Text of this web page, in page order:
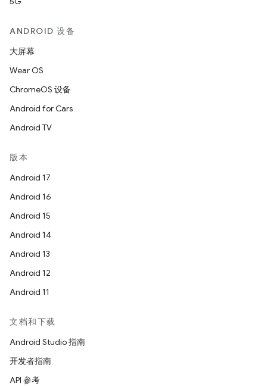
ANDROID 设备
大屏幕
Wear OS
ChromeOS 设备
Android for Cars
Android TV
版本
Android 17
Android 16
Android 15
Android 14
Android 13
Android 12
Android 11
文档和下载
Android Studio 指南
开发者指南
API 参考